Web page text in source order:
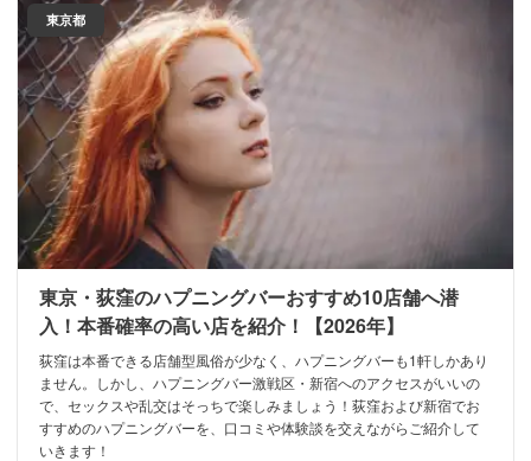
東京都
東京・荻窪のハプニングバーおすすめ10店舗へ潜
入！本番確率の高い店を紹介！【2026年】
荻窪は本番できる店舗型風俗が少なく、ハプニングバーも1軒しかあり
ません。しかし、ハプニングバー激戦区・新宿へのアクセスがいいの
で、セックスや乱交はそっちで楽しみましょう！荻窪および新宿でお
すすめのハプニングバーを、口コミや体験談を交えながらご紹介して
いきます！